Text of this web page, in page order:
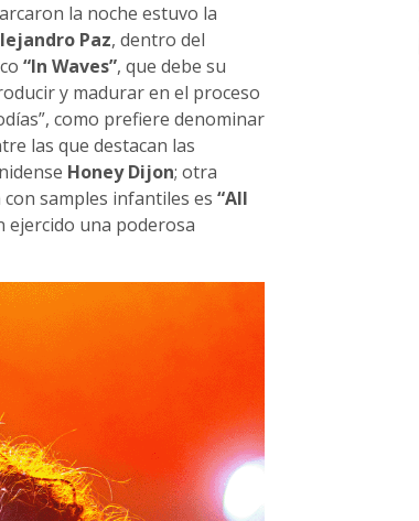
la noche estuvo la
Paz, dentro del
“In Waves”, que debe su
y madurar en el proceso
como prefiere denominar
las que destacan las
Honey Dijon; otra
samples infantiles es “All
ejercido una poderosa